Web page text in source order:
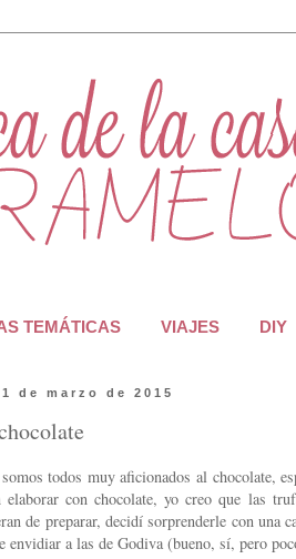
TEMÁTICAS VIAJES DIY
de marzo de 2015
todos muy aficionados al chocolate,
elaborar con chocolate, yo creo que las
de preparar, decidí sorprenderle con una
envidiar a las de Godiva (bueno, sí, pero